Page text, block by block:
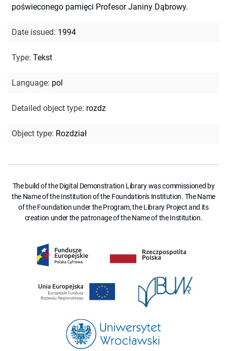
poświeconego pamięci Profesor Janiny Dąbrowy.
Date issued: 1994
Type: Tekst
Language: pol
Detailed object type: rozdz
Object type: Rozdział
The build of the Digital Demonstration Library was commissioned by
the Name of the Institution of the Foundation's Institution. The Name
of the Foundation under the Program, the Library Project and its
creation under the patronage of the Name of the Institution.